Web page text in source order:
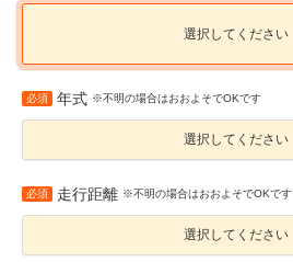
選択してください
必須 年式 ※不明の場合はおおよそでOKです
選択してください
必須 走行距離 ※不明の場合はおおよそでOKです
選択してください